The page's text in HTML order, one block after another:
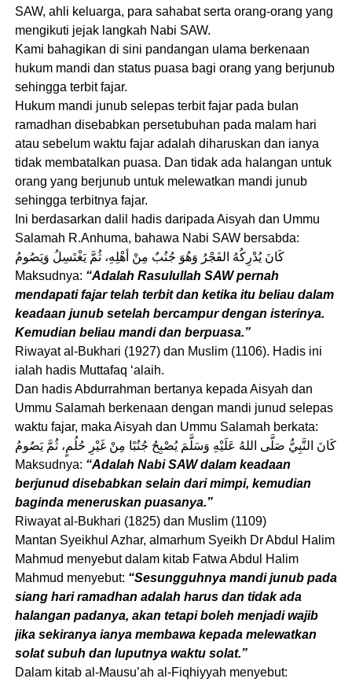
SAW, ahli keluarga, para sahabat serta orang-orang yang
mengikuti jejak langkah Nabi SAW.
Kami bahagikan di sini pandangan ulama berkenaan
hukum mandi dan status puasa bagi orang yang berjunub
sehingga terbit fajar.
Hukum mandi junub selepas terbit fajar pada bulan
ramadhan disebabkan persetubuhan pada malam hari
atau sebelum waktu fajar adalah diharuskan dan ianya
tidak membatalkan puasa. Dan tidak ada halangan untuk
orang yang berjunub untuk melewatkan mandi junub
sehingga terbitnya fajar.
Ini berdasarkan dalil hadis daripada Aisyah dan Ummu
Salamah R.Anhuma, bahawa Nabi SAW bersabda:
كَانَ يُدْرِكُهُ الفَجْرُ وَهُوَ جُنُبٌ مِنْ أهْلِهِ، ثُمَّ يَغْتَسِلُ وَيَصُومُ
Maksudnya: “Adalah Rasulullah SAW pernah
mendapati fajar telah terbit dan ketika itu beliau dalam
keadaan junub setelah bercampur dengan isterinya.
Kemudian beliau mandi dan berpuasa.”
Riwayat al-Bukhari (1927) dan Muslim (1106). Hadis ini
ialah hadis Muttafaq ‘alaih.
Dan hadis Abdurrahman bertanya kepada Aisyah dan
Ummu Salamah berkenaan dengan mandi junud selepas
waktu fajar, maka Aisyah dan Ummu Salamah berkata:
كَانَ النَّبِيُّ صَلَّى اللهُ عَلَيْهِ وَسَلَّمَ يُصْبِحُ جُنُبًا مِنْ غَيْرِ حُلُمٍ، ثُمَّ يَصُومُ
Maksudnya: “Adalah Nabi SAW dalam keadaan
berjunud disebabkan selain dari mimpi, kemudian
baginda meneruskan puasanya.”
Riwayat al-Bukhari (1825) dan Muslim (1109)
Mantan Syeikhul Azhar, almarhum Syeikh Dr Abdul Halim
Mahmud menyebut dalam kitab Fatwa Abdul Halim
Mahmud menyebut: “Sesungguhnya mandi junub pada
siang hari ramadhan adalah harus dan tidak ada
halangan padanya, akan tetapi boleh menjadi wajib
jika sekiranya ianya membawa kepada melewatkan
solat subuh dan luputnya waktu solat.”
Dalam kitab al-Mausu’ah al-Fiqhiyyah menyebut: